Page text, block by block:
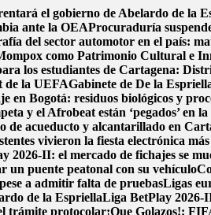
el gobierno de Abelardo de la
ante la OEAProcuraduría
del sector automotor en el país:
como Patrimonio Cultural e
los estudiantes de Cartagena:
de la UEFAGabinete de De la
en Bogotá: residuos biológicos y
y el Afrobeat están ‘pegados’ en
de acueducto y alcantarillado en
vivieron la fiesta electrónica
2026-II: el mercado de fichajes se
un puente peatonal con su vehículo
a admitir falta de pruebasLigas
de la EspriellaLiga BetPlay 2026-
trámite protocolar¡Que Golazos!: